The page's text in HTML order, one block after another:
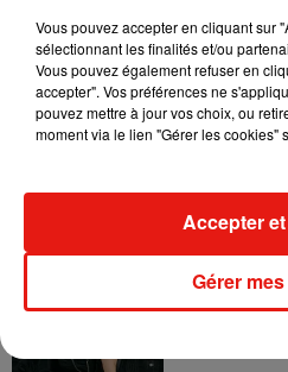
7 août 2026
Tayc et Didi
Angèle et
Vous pouvez accepter en cliquant sur
sélectionnant les finalités et/ou
Vous pouvez également refuser en
accepter". Vos préférences ne
pouvez mettre à jour vos choix, ou
moment via le lien "Gérer les cookies"
Gérer
Accepter